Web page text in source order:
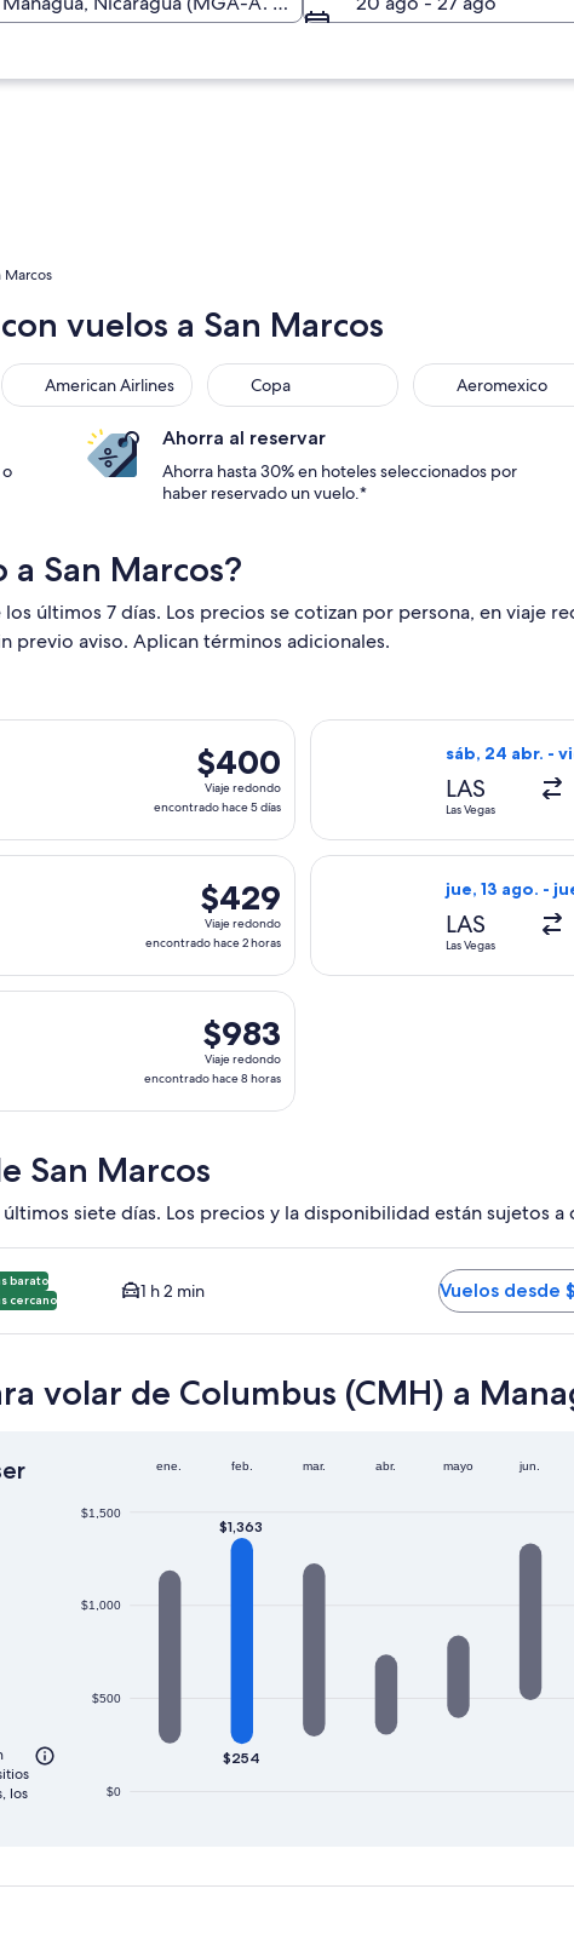
Marcos
vuelos a San Marcos
American Airlines
American Airlines Copa
Copa Aeromexico
Aeromexico
Ahorra al reservar
Ahorra hasta 30% en hoteles seleccionados por
haber reservado un vuelo.*
San Marcos?
últimos 7 días. Los precios se cotizan por persona, en viaje
previo aviso. Aplican términos adicionales.
$400
Viaje
redondo,
encontrado
hace
días
$400
Viaje redondo
encontrado hace 5 días
con salida el lun, 31 ago. desde Las Vegas hacia
sáb, 24 abr. -
LAS
Las Vegas
Seleccionar
$429
Viaje
redondo,
encontrado
hace
horas
$429
Viaje redondo
encontrado hace 2 horas
salida el jue, 3 sept. desde Fort Lauderdale hacia Managua,
jue, 13 ago. -
LAS
Las Vegas
Seleccionar
$983
Viaje
redondo,
encontrado
horas
$983
Viaje redondo
encontrado hace 8 horas
con salida el jue, 24 dic. desde Orlando hacia Managua,
San Marcos
siete días. Los precios y la disponibilidad están sujetos a
MGA. Opción más barata y cercana disponible. El
barato
cercano
1 h 2 min Vuelos desde
volar de Columbus (CMH) a
$0
$500
$1,000
$1,500
ene. feb. mar. abr. mayo jun.
$254
$1,363
los